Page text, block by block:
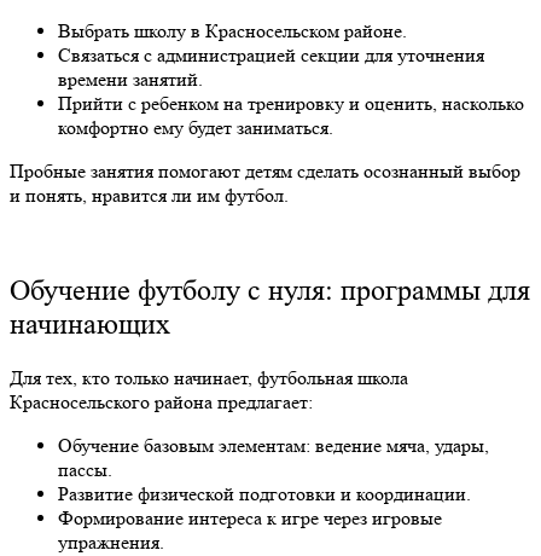
Выбрать школу в Красносельском районе.
Связаться с администрацией секции для уточнения
времени занятий.
Прийти с ребенком на тренировку и оценить, насколько
комфортно ему будет заниматься.
Пробные занятия помогают детям сделать осознанный выбор
и понять, нравится ли им футбол.
Обучение футболу с нуля: программы для
начинающих
Для тех, кто только начинает, футбольная школа
Красносельского района предлагает:
Обучение базовым элементам: ведение мяча, удары,
пассы.
Развитие физической подготовки и координации.
Формирование интереса к игре через игровые
упражнения.